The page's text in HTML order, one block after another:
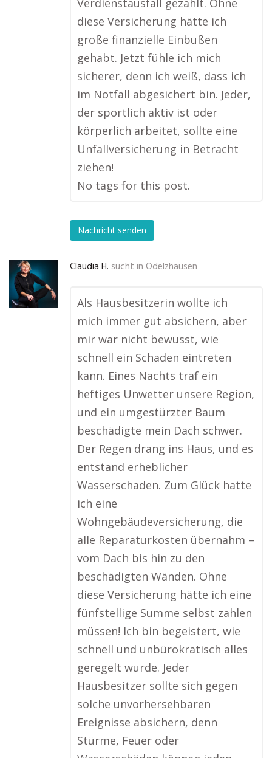
Verdienstausfall gezahlt. Ohne
diese Versicherung hätte ich
große finanzielle Einbußen
gehabt. Jetzt fühle ich mich
sicherer, denn ich weiß, dass ich
im Notfall abgesichert bin. Jeder,
der sportlich aktiv ist oder
körperlich arbeitet, sollte eine
Unfallversicherung in Betracht
ziehen!
No tags for this post.
Nachricht senden
Claudia H. sucht in Odelzhausen
Als Hausbesitzerin wollte ich
mich immer gut absichern, aber
mir war nicht bewusst, wie
schnell ein Schaden eintreten
kann. Eines Nachts traf ein
heftiges Unwetter unsere Region,
und ein umgestürzter Baum
beschädigte mein Dach schwer.
Der Regen drang ins Haus, und es
entstand erheblicher
Wasserschaden. Zum Glück hatte
ich eine
Wohngebäudeversicherung, die
alle Reparaturkosten übernahm –
vom Dach bis hin zu den
beschädigten Wänden. Ohne
diese Versicherung hätte ich eine
fünfstellige Summe selbst zahlen
müssen! Ich bin begeistert, wie
schnell und unbürokratisch alles
geregelt wurde. Jeder
Hausbesitzer sollte sich gegen
solche unvorhersehbaren
Ereignisse absichern, denn
Stürme, Feuer oder